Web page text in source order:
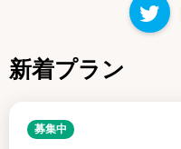
新着プラン
募集中